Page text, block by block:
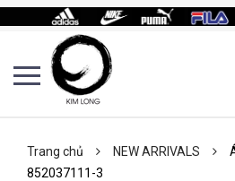
Trang chủ NEW ARRIVALS
852037111-3